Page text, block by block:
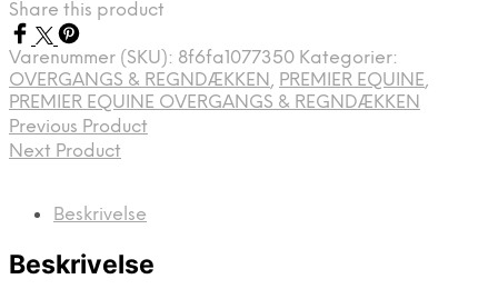
Share this product
Varenummer (SKU): 8f6fa1077350 Kategorier:
OVERGANGS & REGNDÆKKEN, PREMIER EQUINE,
PREMIER EQUINE OVERGANGS & REGNDÆKKEN
Previous Product
Next Product
Beskrivelse
Beskrivelse